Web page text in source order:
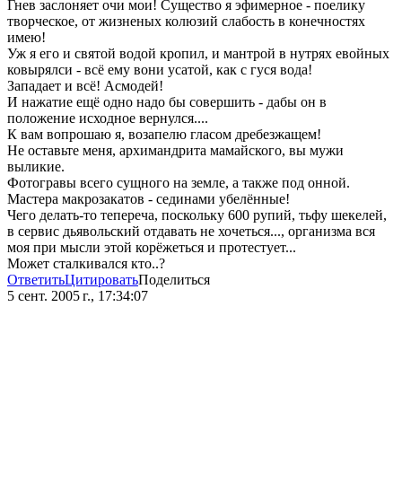
Гнев заслоняет очи мои! Существо я эфимерное - поелику
творческое, от жизненых колюзий слабость в конечностях
имею!
Уж я его и святой водой кропил, и мантрой в нутрях евойных
ковырялси - всё ему вони усатой, как с гуся вода!
Западает и всё! Асмодей!
И нажатие ещё одно надо бы совершить - дабы он в
положение исходное вернулся....
К вам вопрошаю я, возапелю гласом дребезжащем!
Не оставьте меня, архимандрита мамайского, вы мужи
выликие.
Фотогравы всего сущного на земле, а также под онной.
Мастера макрозакатов - сединами убелённые!
Чего делать-то тепереча, поскольку 600 рупий, тьфу шекелей,
в сервис дьявольский отдавать не хочеться..., организма вся
моя при мысли этой корёжеться и протестует...
Может сталкивался кто..?
ОтветитьЦитироватьПоделиться
5 сент. 2005 г., 17:34:07